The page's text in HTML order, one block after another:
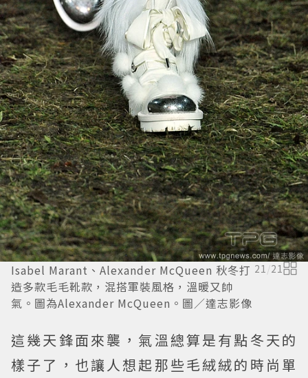
Isabel Marant、Alexander McQueen 秋冬打
造多款毛毛靴款，混搭軍裝風格，溫暖又帥
氣。圖為Alexander McQueen。圖／達志影像
21 /21
這幾天鋒面來襲，氣溫總算是有點冬天的
樣子了，也讓人想起那些毛絨絨的時尚單